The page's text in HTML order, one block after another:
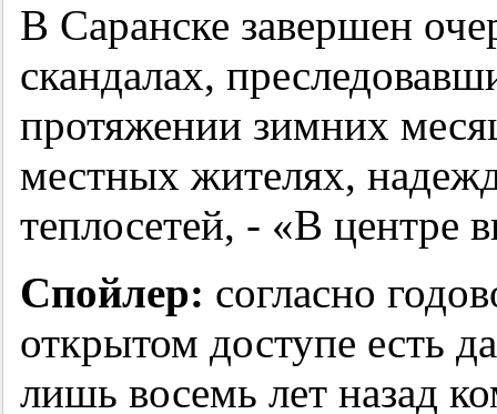
В Саранске завершен
скандалах,
протяжении зимних
местных жителях,
теплосетей, - «В центре
Спойлер: согласно
открытом доступе есть
лишь восемь лет назад